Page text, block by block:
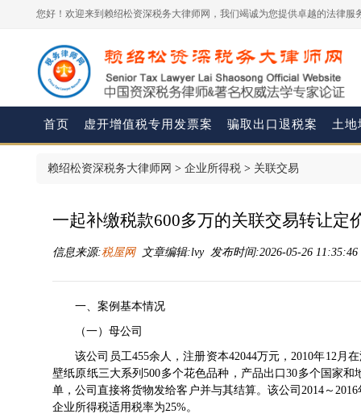
您好！欢迎来到赖绍松资深税务大律师网，我们竭诚为您提供卓越的法律服
首页 虚开增值税专用发票案 骗取出口退税案 土地
赖绍松资深税务大律师网 > 企业所得税 > 关联交易
一起补缴税款600多万的关联交易转让定
信息来源:税屋网文章编辑:lvy 发布时间:2026-05-26
一、案例基本情况
（一）母公司
该公司员工455余人，注册资本42044万元，2010年12月
壁纸原纸三大系列500多个花色品种，产品出口30多个国家
单，公司直接将货物发给客户并与其结算。该公司2014～
企业所得税适用税率为25%。